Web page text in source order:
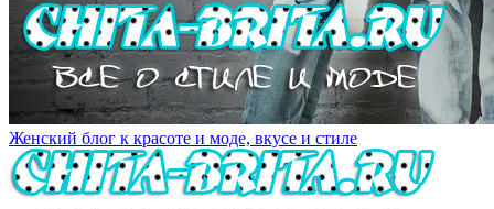
Женский блог к красоте и моде, вкусе и стиле